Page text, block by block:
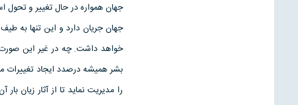
جهان همواره در حال تغییر و
جهان جریان دارد و این تنها به
خواهد داشت. چه در غیر این
بشر همیشه درصدد ایجاد تغییرات
را مدیریت نماید تا از آثار زیان